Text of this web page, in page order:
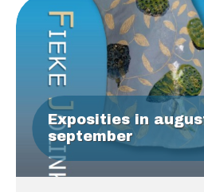
Exposities in
september